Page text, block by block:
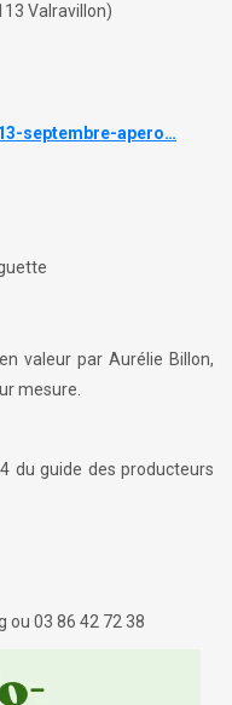
Valravillon)
septembre-apero…
valeur par Aurélie Billon,
mesure.
du guide des producteurs
ou 03 86 42 72 38